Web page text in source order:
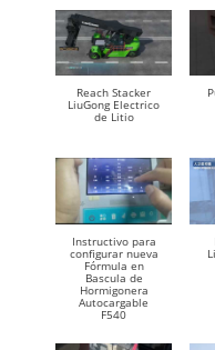
Reach Stacker
LiuGong Electrico
de Litio
Instructivo para
configurar nueva
Fórmula en
Bascula de
Hormigonera
Autocargable
F540